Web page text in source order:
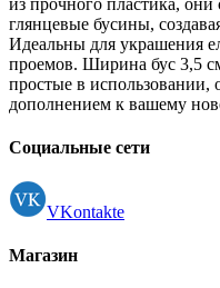
глянцевые бусины,
Идеальны для украшения
проемов. Ширина бус 3,5
простые в использовании,
дополнением к вашему
Социальные сети
VKontakte
Магазин